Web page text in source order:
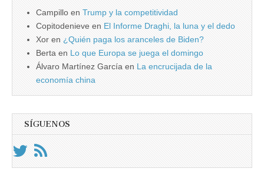
Campillo en Trump y la competitividad
Copitodenieve en El Informe Draghi, la luna y el dedo
Xor en ¿Quién paga los aranceles de Biden?
Berta en Lo que Europa se juega el domingo
Álvaro Martínez García en La encrucijada de la
economía china
SÍGUENOS